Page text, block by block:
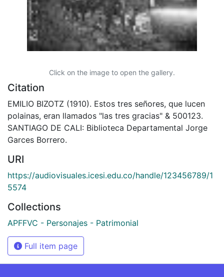
Click on the image to open the gallery.
Citation
EMILIO BIZOTZ (1910). Estos tres señores, que lucen
polainas, eran llamados "las tres gracias" & 500123.
SANTIAGO DE CALI: Biblioteca Departamental Jorge
Garces Borrero.
URI
https://audiovisuales.icesi.edu.co/handle/123456789/1
5574
Collections
APFFVC - Personajes - Patrimonial
Full item page